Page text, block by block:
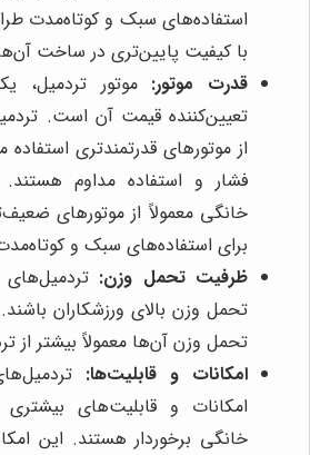
استفاده‌های سبک و کوتاه‌مدت
با کیفیت پایین‌تری در ساخت
قدرت موتور: موتور تردمیل،
تعیین‌کننده قیمت آن است.
از موتورهای قدرتمندتری
فشار و استفاده مداوم هستند.
خانگی معمولاً از موتورهای
برای استفاده‌های سبک و
ظرفیت تحمل وزن:
تحمل وزن بالای ورزشکاران
تحمل وزن آن‌ها معمولاً بیشتر
امکانات و قابلیت‌ها:
امکانات و قابلیت‌های
خانگی برخوردار هستند. این